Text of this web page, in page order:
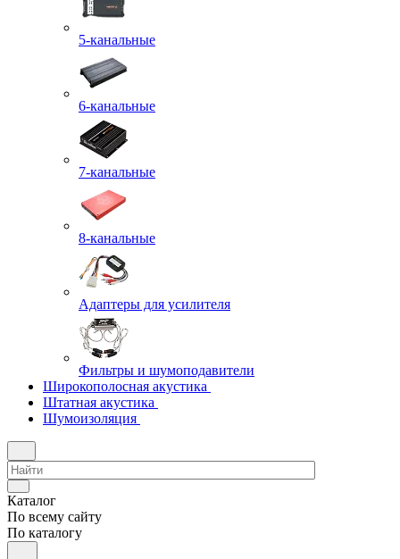
5-канальные
6-канальные
7-канальные
8-канальные
Адаптеры для усилителя
Фильтры и шумоподавители
Широкополосная акустика
Штатная акустика
Шумоизоляция
Каталог
По всему сайту
По каталогу